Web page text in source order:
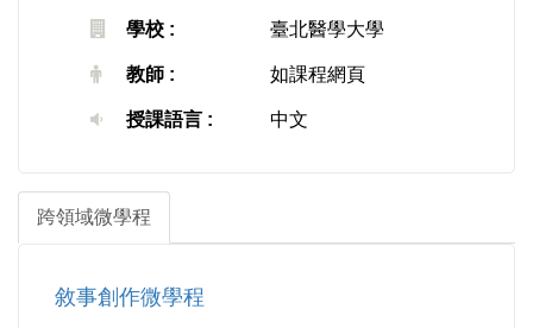
學校 : 臺北醫學大學
教師 : 如課程網頁
授課語言 : 中文
跨領域微學程
敘事創作微學程